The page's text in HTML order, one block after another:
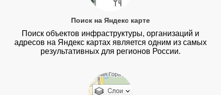
Поиск на Яндекс карте
Поиск объектов инфраструктуры, организаций и
адресов на Яндекс картах является одним из самых
результативных для регионов России.